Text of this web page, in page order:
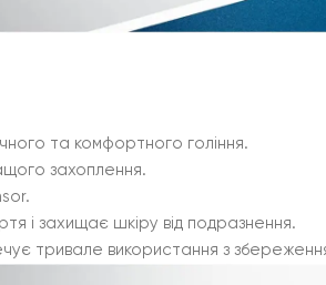
та комфортного гоління.
захоплення.
і захищає шкіру від подразнення.
тривале використання з